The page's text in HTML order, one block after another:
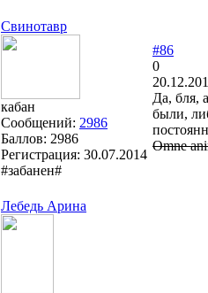
Свинотавр
кабан
Сообщений: 2986
Баллов: 2986
Регистрация: 30.07.2014
#забанен#
#86
0
Да, бля,
были,
Omne
Лебедь Арина